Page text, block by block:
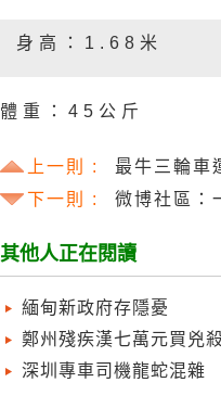
身高：1.68米
體重：45公斤
上一則 :
最牛三輪車
下一則 :
微博社區：
其他人正在閱讀
緬甸新政府存隱憂
鄭州殘疾漢七萬元買兇
深圳專車司機龍蛇混雜